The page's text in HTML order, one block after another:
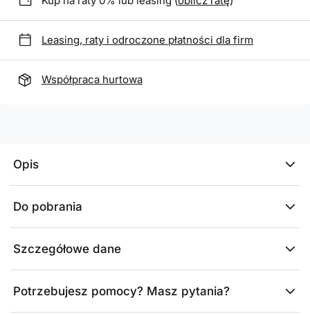
Leasing, raty i odroczone płatności dla firm
Współpraca hurtowa
Opis
Do pobrania
Szczegółowe dane
Potrzebujesz pomocy? Masz pytania?